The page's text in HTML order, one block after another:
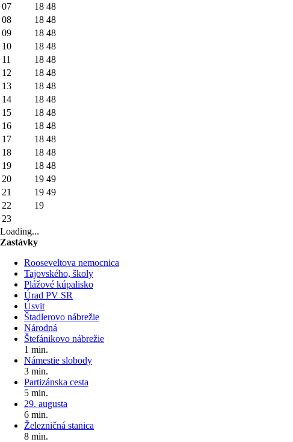
07
18 48
08
18 48
09
18 48
10
18 48
11
18 48
12
18 48
13
18 48
14
18 48
15
18 48
16
18 48
17
18 48
18
18 48
19
18 48
20
19 49
21
19 49
22
19
23
Loading...
Zastávky
Rooseveltova nemocnica
Tajovského, školy
Plážové kúpalisko
Úrad PV SR
Úsvit
Štadlerovo nábrežie
Národná
Štefánikovo nábrežie
1 min.
Námestie slobody
3 min.
Partizánska cesta
5 min.
29. augusta
6 min.
Železničná stanica
8 min.